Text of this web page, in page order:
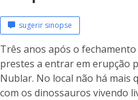
sugerir sinopse
Três anos após o
prestes a entrar em erupção
Nublar. No local não há mais
com os dinossauros vivendo